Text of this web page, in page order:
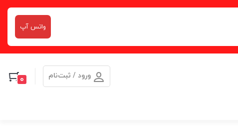
واتس آپ
ورود / ثبت‌نام 0